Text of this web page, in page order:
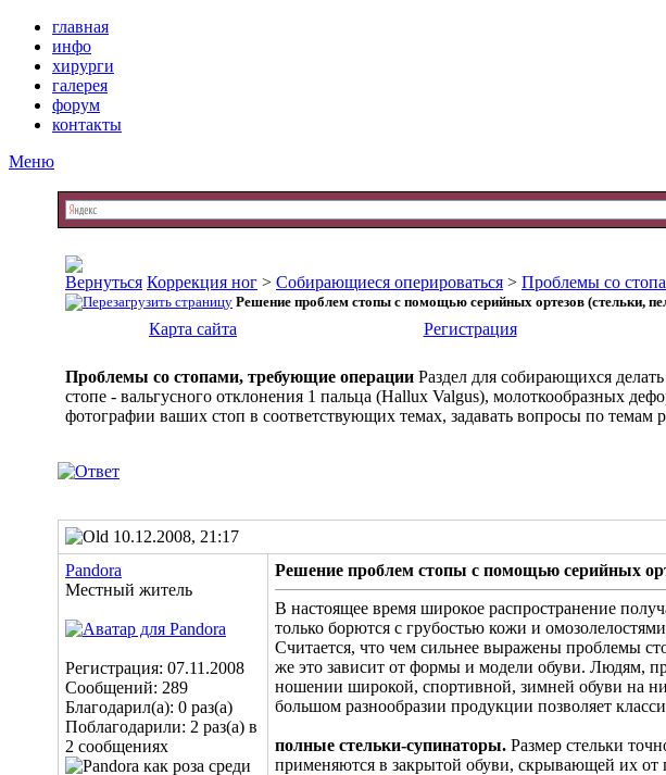
главная
инфо
хирурги
галерея
форум
контакты
Меню
Коррекция ног > Собирающиеся оперироваться > Проблемы со
Решение проблем стопы с помощью серийных ортезов (стельки,
Карта сайта
Регистрация
Проблемы со стопами, требующие операции Раздел для собирающихся
стопе - вальгусного отклонения 1 пальца (Hallux Valgus), молоткообразных
фотографии ваших стоп в соответствующих темах, задавать вопросы по темам
10.12.2008, 21:17
Pandora
Местный житель
Регистрация: 07.11.2008
Сообщений: 289
Благодарил(а): 0 раз(а)
Поблагодарили: 2 раз(а) в
2 сообщениях
Решение проблем стопы с помощью серийных
В настоящее время широкое распространение
только борются с грубостью кожи и
Считается, что чем сильнее выражены проблемы
же это зависит от формы и модели обуви. Людям,
ношении широкой, спортивной, зимней обуви на
большом разнообразии продукции позволяет
полные стельки-супинаторы. Размер стельки
применяются в закрытой обуви, скрывающей их от